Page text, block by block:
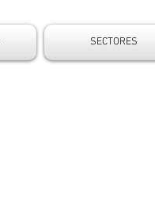
SECTORES